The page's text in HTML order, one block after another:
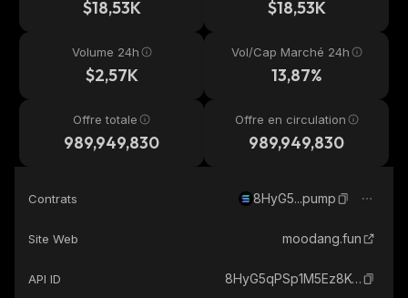
$18,53K $18,53K
Volume 24h
$2,57K
Vol/Cap Marché 24h
13,87%
Offre totale
989,949,830
Offre en circulation
989,949,830
Contrats 8HyG5...pump
Site Web moodang.fun
API ID 8HyG5qPSp1M5Ez8KvL67NktTyCtHvr6Xn87b2UHNpump_solana